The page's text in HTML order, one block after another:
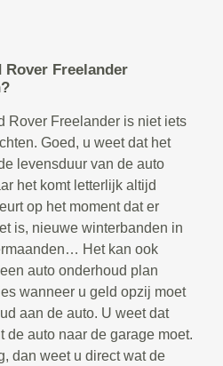
Rover Freelander
Rover Freelander is niet iets
Goed, u weet dat het
levensduur van de auto
het komt letterlijk altijd
op het moment dat er
is, nieuwe winterbanden in
Het kan ook
auto onderhoud plan
wanneer u geld opzij moet
aan de auto. U weet dat
de auto naar de garage moet.
dan weet u direct wat de